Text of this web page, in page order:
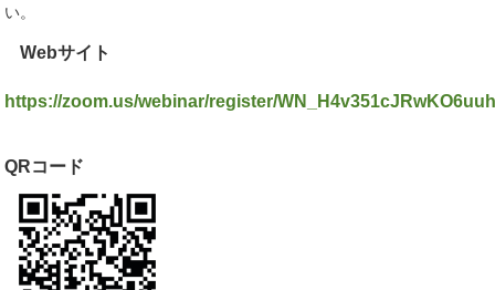
い。
Webサイト
https://zoom.us/webinar/register/
QRコード